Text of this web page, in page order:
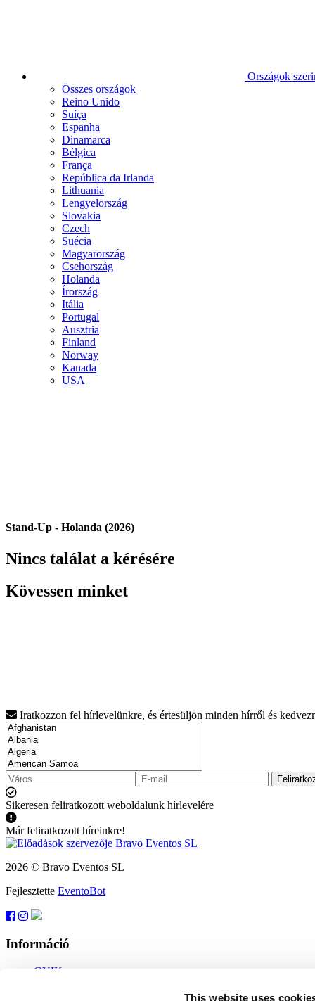
This website uses
Országok
Összes országok
Reino Unido
Suíça
Espanha
Dinamarca
Bélgica
França
República da Irlanda
Lithuania
Lengyelország
Slovakia
Czech
Suécia
Magyarország
Csehország
Holanda
Írország
Itália
Portugal
Ausztria
Finland
Norway
Kanada
USA
Stand-Up - Holanda (2026)
Nincs találat a kérésére
Kövessen minket
Iratkozzon fel hírlevelünkre, és értesüljön minden hírről és
Sikeresen feliratkozott weboldalunk hírlevelére
Már feliratkozott híreinkre!
2026 © Bravo Eventos SL
Fejlesztette EventoBot
Információ
GYIK